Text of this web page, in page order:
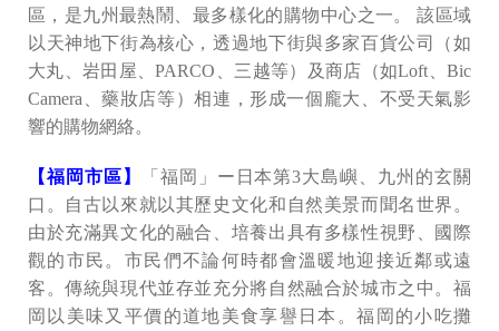
區，是九州最熱鬧、最多樣化的購物中心之一。 該區域
以天神地下街為核心，透過地下街與多家百貨公司（如
大丸、岩田屋、PARCO、三越等）及商店（如Loft、Bic
Camera、藥妝店等）相連，形成一個龐大、不受天氣影
響的購物網絡。
【福岡市區】
「福岡」ー日本第3大島嶼、九州的玄關
口。自古以來就以其歷史文化和自然美景而聞名世界。
由於充滿異文化的融合、培養出具有多樣性視野、國際
觀的市民。市民們不論何時都會溫暖地迎接近鄰或遠
客。傳統與現代並存並充分將自然融合於城市之中。福
岡以美味又平價的道地美食享譽日本。福岡的小吃攤